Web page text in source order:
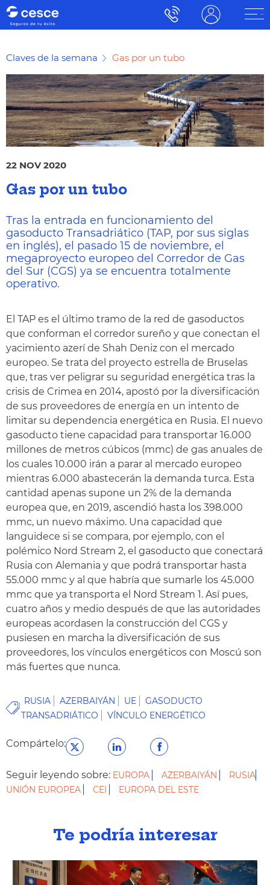
Claves de la semana Gas por un tubo
22 NOV 2020
Gas por un tubo
Tras la entrada en funcionamiento del
gasoducto Transadriático (TAP, por sus siglas
en inglés), el pasado 15 de noviembre, el
megaproyecto europeo del Corredor de Gas
del Sur (CGS) ya se encuentra totalmente
operativo.
El TAP es el último tramo de la red de gasoductos
que conforman el corredor sureño y que conectan el
yacimiento azerí de Shah Deniz con el mercado
europeo. Se trata del proyecto estrella de Bruselas
que, tras ver peligrar su seguridad energética tras la
crisis de Crimea en 2014, apostó por la diversificación
de sus proveedores de energía en un intento de
limitar su dependencia energética en Rusia. El nuevo
gasoducto tiene capacidad para transportar 16.000
millones de metros cúbicos (mmc) de gas anuales de
los cuales 10.000 irán a parar al mercado europeo
mientras 6.000 abastecerán la demanda turca. Esta
cantidad apenas supone un 2% de la demanda
europea que, en 2019, ascendió hasta los 398.000
mmc, un nuevo máximo. Una capacidad que
languidece si se compara, por ejemplo, con el
polémico Nord Stream 2, el gasoducto que conectará
Rusia con Alemania y que podrá transportar hasta
55.000 mmc y al que habría que sumarle los 45.000
mmc que ya transporta el Nord Stream 1. Así pues,
cuatro años y medio después de que las autoridades
europeas acordasen la construcción del CGS y
pusiesen en marcha la diversificación de sus
proveedores, los vínculos energéticos con Moscú son
más fuertes que nunca.
RUSIA AZERBAIYÁN UE
GASODUCTO
TRANSADRIÁTICO
VÍNCULO ENERGÉTICO
Compártelo:
Seguir leyendo sobre: EUROPA AZERBAIYÁN
RUSIA
UNIÓN EUROPEA
CEI EUROPA DEL ESTE
Te podría interesar